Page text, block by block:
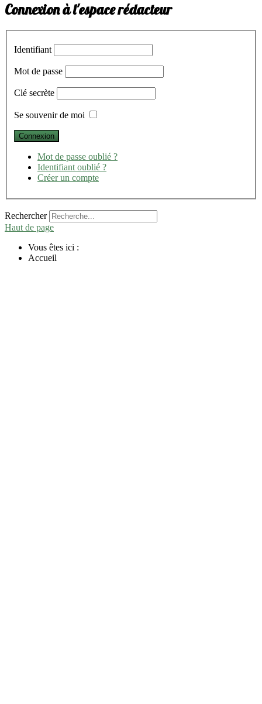
Connexion à l'espace rédacteur
Identifiant
Mot de passe
Clé secrète
Se souvenir de moi
Mot de passe oublié ?
Identifiant oublié ?
Créer un compte
Rechercher
Haut de page
Vous êtes ici :
Accueil